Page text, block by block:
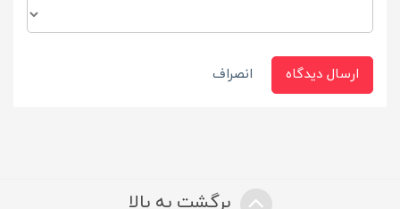
ارسال دیدگاه انصراف
برگشت به بالا